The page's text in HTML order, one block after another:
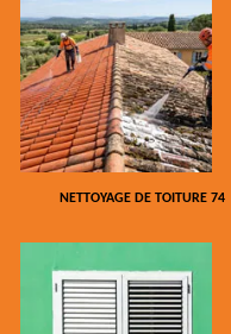
NETTOYAGE DE TOITURE 74